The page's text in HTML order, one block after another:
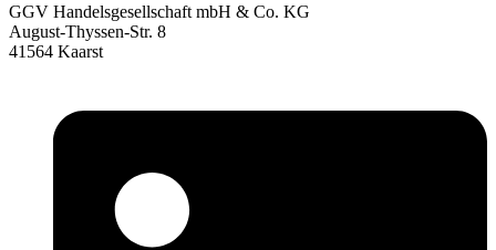
GGV Handelsgesellschaft mbH & Co. KG
August-Thyssen-Str. 8
41564 Kaarst